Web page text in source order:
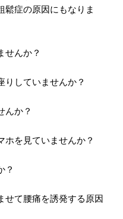
鬆症の原因にもなりま
せんか？
りしていませんか？
んか？
ホを見ていませんか？
？
せて腰痛を誘発する原因